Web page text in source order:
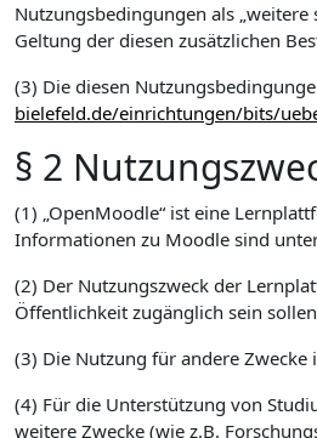
Nutzungsbedingungen als
Geltung der diesen zusätzlichen
(3) Die diesen
bielefeld.de/einrichtungen/bits/
§ 2
(1) „OpenMoodle“ ist eine
Informationen zu Moodle sind
(2) Der Nutzungszweck der
Öffentlichkeit zugänglich sein
(3) Die Nutzung für andere Zwecke
(4) Für die Unterstützung von
weitere Zwecke (wie z.B.